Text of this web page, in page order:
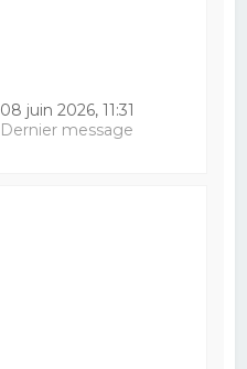
08 juin 2026, 11:31
Dernier message